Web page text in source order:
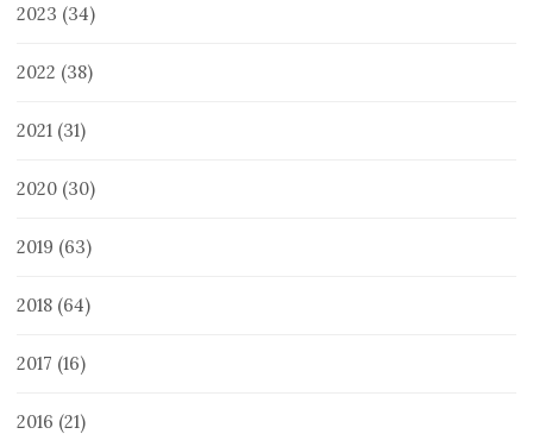
2023 (34)
2022 (38)
2021 (31)
2020 (30)
2019 (63)
2018 (64)
2017 (16)
2016 (21)